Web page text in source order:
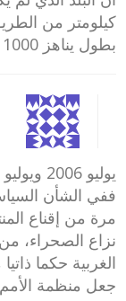
كيلومتر من
بطول يناهز 1000 كلم.
ففي الشأن
مرة من إقناع
نزاع الصحراء،
الغربية حكما
جعل منظمة